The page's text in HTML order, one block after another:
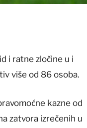
i ratne zločine u i
više od 86 osoba.
kazne od
zatvora izrečenih u